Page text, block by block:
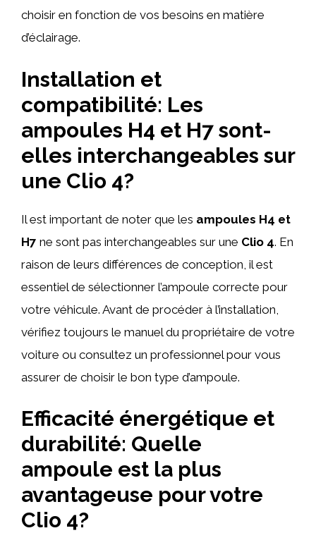
choisir en fonction de vos besoins en matière
d’éclairage.
Installation et
compatibilité: Les
ampoules H4 et H7 sont-
elles interchangeables sur
une Clio 4?
Il est important de noter que les ampoules H4 et
H7 ne sont pas interchangeables sur une Clio 4. En
raison de leurs différences de conception, il est
essentiel de sélectionner l’ampoule correcte pour
votre véhicule. Avant de procéder à l’installation,
vérifiez toujours le manuel du propriétaire de votre
voiture ou consultez un professionnel pour vous
assurer de choisir le bon type d’ampoule.
Efficacité énergétique et
durabilité: Quelle
ampoule est la plus
avantageuse pour votre
Clio 4?